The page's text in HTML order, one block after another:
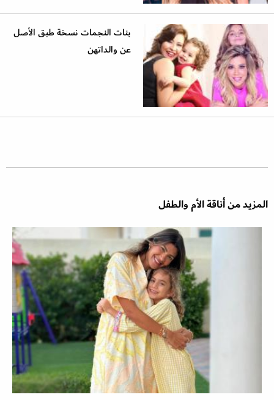
بنات النجمات نسخة طبق الأصل
عن والداتهن
المزيد من أناقة الأم والطفل